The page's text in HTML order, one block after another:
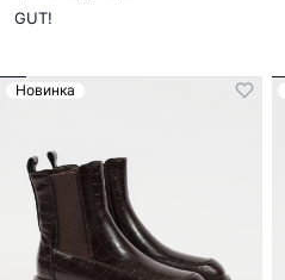
ремешком из натуральной
кожи
GUT!
Новинка